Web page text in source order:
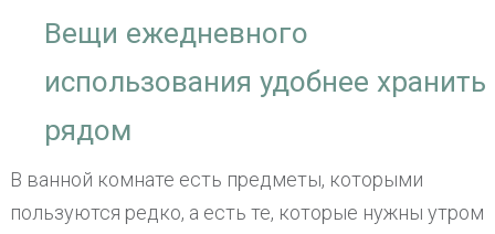
Вещи ежедневного
использования удобнее хранить
рядом
В ванной комнате есть предметы, которыми
пользуются редко, а есть те, которые нужны утром